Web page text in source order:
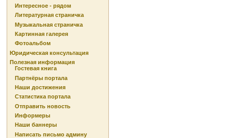
Интересное - рядом
Литературная страничка
Музыкальная страничка
Картинная галерея
Фотоальбом
Юридическая консультация
Полезная информация
Гостевая книга
Партнёры портала
Наши достижения
Статистика портала
Отправить новость
Информеры
Наши баннеры
Написать письмо админу